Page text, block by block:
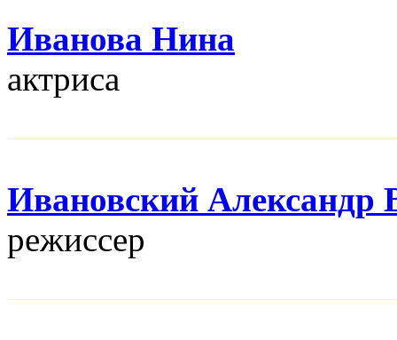
Иванова Нина
актриса
Ивановский Александр
режисcер